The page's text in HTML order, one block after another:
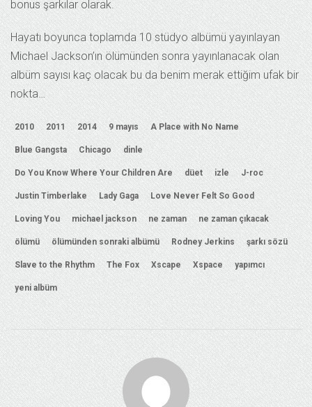
bonus şarkılar olarak.
Hayatı boyunca toplamda 10 stüdyo albümü yayınlayan
Michael Jackson’ın ölümünden sonra yayınlanacak olan
albüm sayısı kaç olacak bu da benim merak ettiğim ufak bir
nokta…
2010 2011 2014 9 mayıs A Place with No Name
Blue Gangsta Chicago dinle
Do You Know Where Your Children Are düet izle J-roc
Justin Timberlake Lady Gaga Love Never Felt So Good
Loving You michael jackson ne zaman ne zaman çıkacak
ölümü ölümünden sonraki albümü Rodney Jerkins şarkı sözü
Slave to the Rhythm The Fox Xscape Xspace yapımcı
yeni albüm